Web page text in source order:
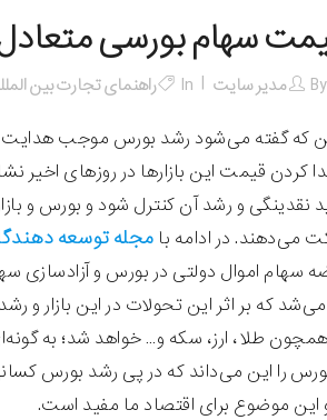
سهام بورسی
By مدیر سایت In راهنمای تجارت بین
که گفته می‌شود رشد بورس موجب هدایت
کردن قیمت این بازارها در روزهای
نقدینگی و رشد آن کنترل شود و بورس و
می‌دهند. در ادامه با مجله توسعه
سهام اموال دولتی در بورس و آزادسازی
می‌شد که بر اثر این تحولات در این
همچون طلا، ارز، سکه و… خواهد شد؛ به
را این می‌داند که در پی رشد بورس
این موضوع برای اقتصاد ما مفید است.